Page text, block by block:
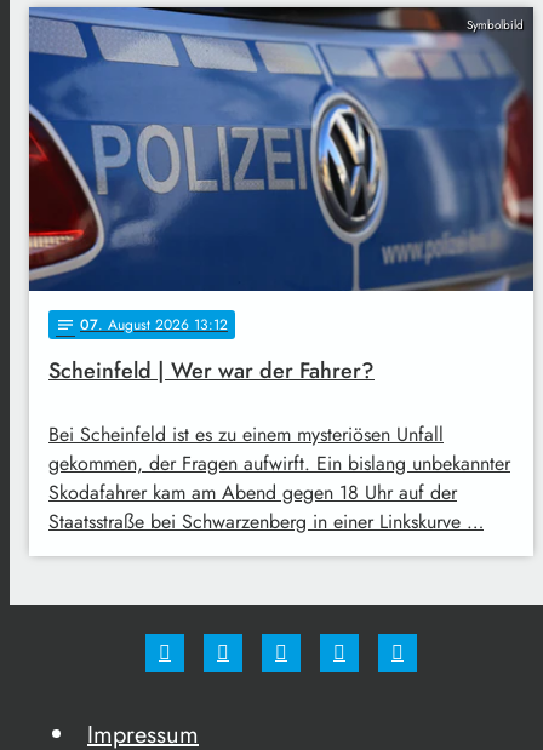
Symbolbild
notes 07. August 2026 13:12
Scheinfeld | Wer war der Fahrer?
Bei Scheinfeld ist es zu einem mysteriösen Unfall
gekommen, der Fragen aufwirft. Ein bislang unbekannter
Skodafahrer kam am Abend gegen 18 Uhr auf der
Staatsstraße bei Schwarzenberg in einer Linkskurve …
Impressum